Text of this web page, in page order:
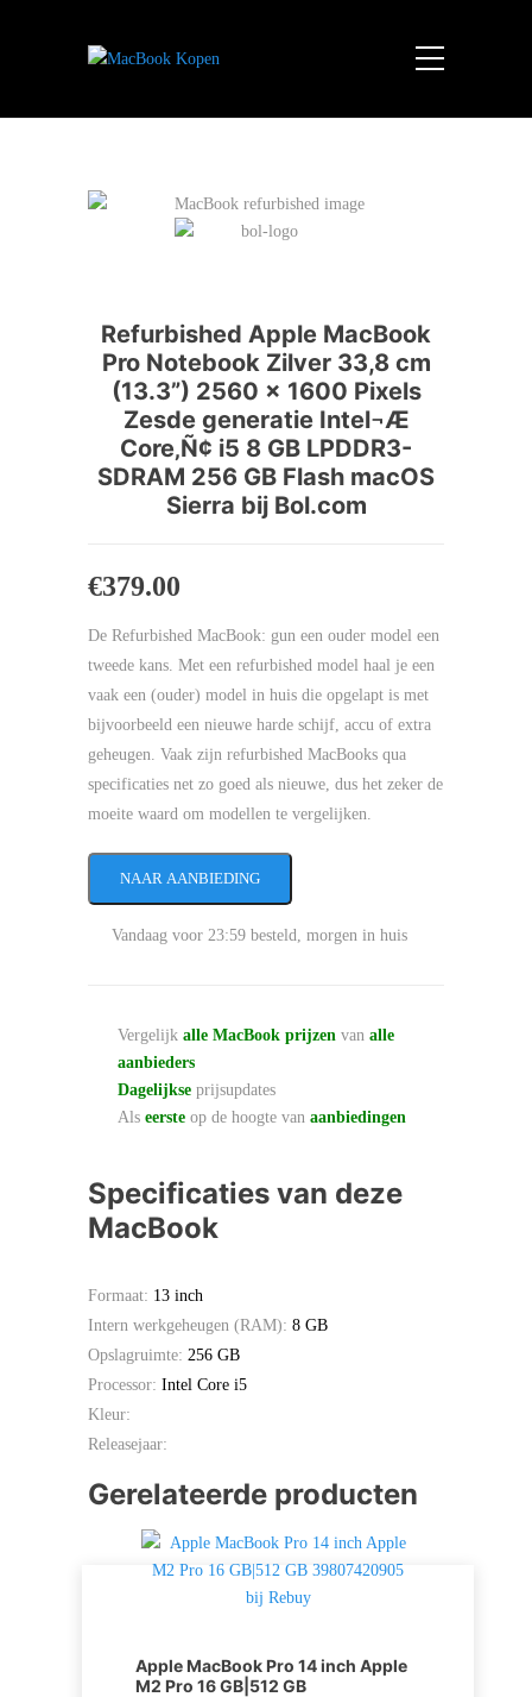
Refurbished Apple MacBook
Pro Notebook Zilver 33,8 cm
(13.3”) 2560 x 1600 Pixels
Zesde generatie Intel¬Æ
Core‚Ñ¢ i5 8 GB LPDDR3-
SDRAM 256 GB Flash macOS
Sierra bij Bol.com
€379.00
De Refurbished MacBook: gun een ouder model een
tweede kans. Met een refurbished model haal je een
vaak een (ouder) model in huis die opgelapt is met
bijvoorbeeld een nieuwe harde schijf, accu of extra
geheugen. Vaak zijn refurbished MacBooks qua
specificaties net zo goed als nieuwe, dus het zeker de
moeite waard om modellen te vergelijken.
NAAR AANBIEDING
Vandaag voor 23:59 besteld, morgen in huis
Vergelijk alle MacBook prijzen van alle
aanbieders
Dagelijkse prijsupdates
Als eerste op de hoogte van aanbiedingen
Specificaties van deze
MacBook
Formaat: 13 inch
Intern werkgeheugen (RAM): 8 GB
Opslagruimte: 256 GB
Processor: Intel Core i5
Kleur:
Releasejaar:
Gerelateerde producten
Apple MacBook Pro 14 inch Apple
M2 Pro 16 GB|512 GB